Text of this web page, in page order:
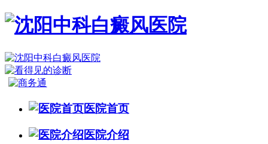
医院首页
医院介绍